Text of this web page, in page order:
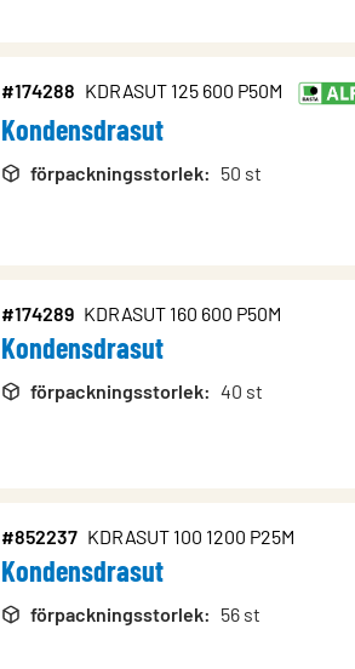
#174288 KDRASUT 125 600 P50M
Kondensdrasut
förpackningsstorlek: 50 st
#174289 KDRASUT 160 600 P50M
Kondensdrasut
förpackningsstorlek: 40 st
#852237 KDRASUT 100 1200 P25M
Kondensdrasut
förpackningsstorlek: 56 st